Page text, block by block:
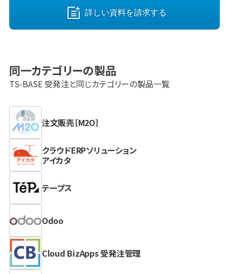
詳しい資料を請求する
同一カテゴリーの製品
TS-BASE 受発注と同じカテゴリーの製品一覧
注文販売［M2O］
クラウドERPソリューション
アイカタ
テープス
Odoo
Cloud BizApps 受発注管理